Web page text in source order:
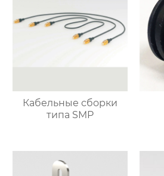
Кабельные сборки
типа SMP